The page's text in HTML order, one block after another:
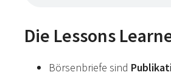
Die Lessons
Börsenbriefe sind